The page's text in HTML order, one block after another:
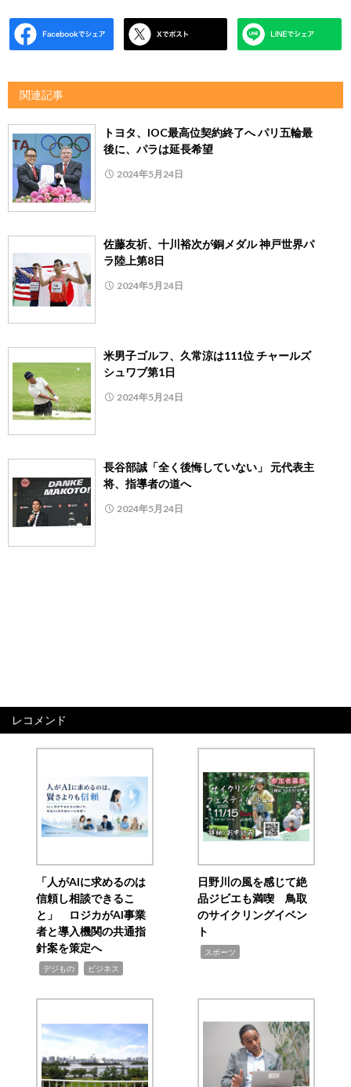
関連記事
トヨタ、IOC最高位契約終了へ パリ五輪最
後に、パラは延長希望
2024年5月24日
佐藤友祈、十川裕次が銅メダル 神戸世界パ
ラ陸上第8日
2024年5月24日
米男子ゴルフ、久常涼は111位 チャールズ
シュワブ第1日
2024年5月24日
長谷部誠「全く後悔していない」 元代表主
将、指導者の道へ
2024年5月24日
レコメンド
「人がAIに求めるのは
信頼し相談できるこ
と」 ロジカがAI事業
者と導入機関の共通指
針案を策定へ
デジもの ビジネス
日野川の風を感じて絶
品ジビエも満喫 鳥取
のサイクリングイベン
ト
スポーツ